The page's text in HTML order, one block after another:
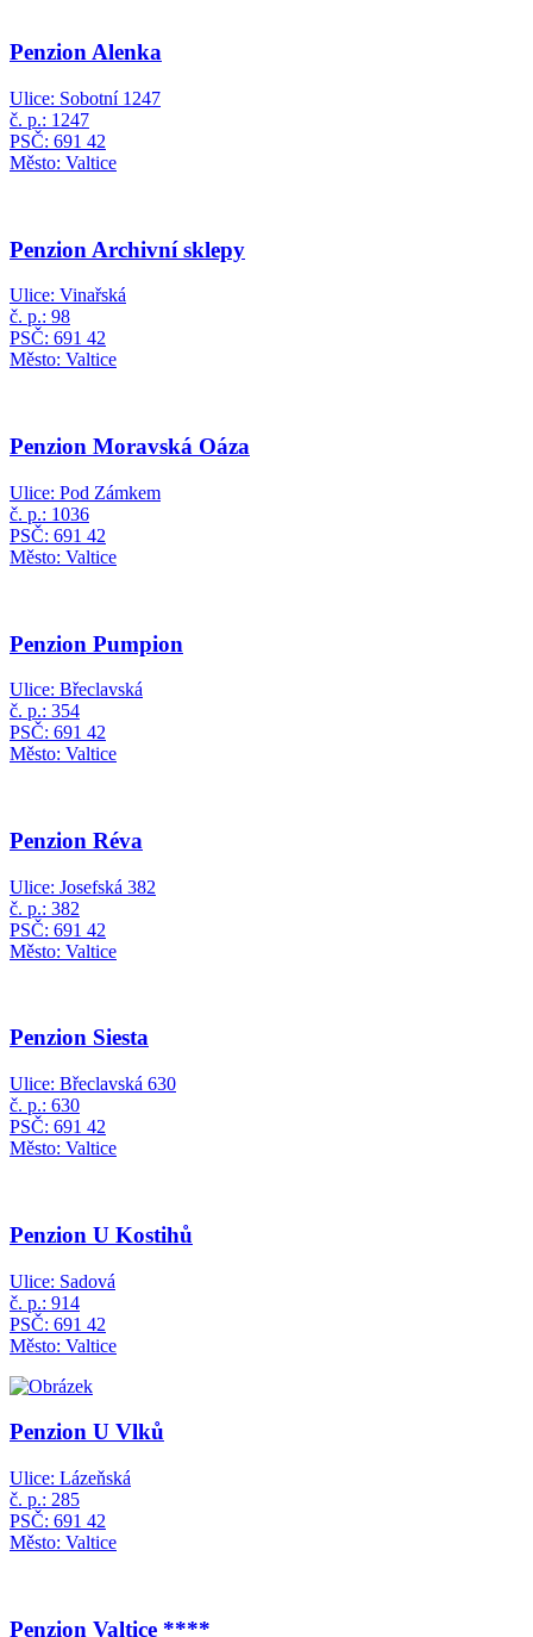
Penzion Alenka
Ulice: Sobotní 1247
č. p.: 1247
PSČ: 691 42
Město: Valtice
Penzion Archivní sklepy
Ulice: Vinařská
č. p.: 98
PSČ: 691 42
Město: Valtice
Penzion Moravská Oáza
Ulice: Pod Zámkem
č. p.: 1036
PSČ: 691 42
Město: Valtice
Penzion Pumpion
Ulice: Břeclavská
č. p.: 354
PSČ: 691 42
Město: Valtice
Penzion Réva
Ulice: Josefská 382
č. p.: 382
PSČ: 691 42
Město: Valtice
Penzion Siesta
Ulice: Břeclavská 630
č. p.: 630
PSČ: 691 42
Město: Valtice
Penzion U Kostihů
Ulice: Sadová
č. p.: 914
PSČ: 691 42
Město: Valtice
Penzion U Vlků
Ulice: Lázeňská
č. p.: 285
PSČ: 691 42
Město: Valtice
Penzion Valtice ****